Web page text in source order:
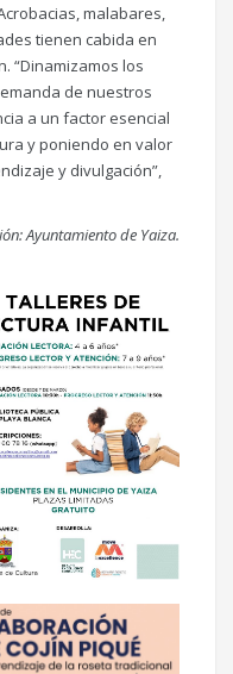
malabares,
tienen cabida en
“Dinamizamos los
de nuestros
a un factor esencial
y poniendo en valor
y divulgación”,
Ayuntamiento de Yaiza.